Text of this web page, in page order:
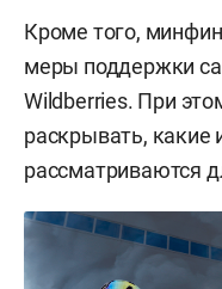
Кроме того,
меры поддержки
Wildberries. При
раскрывать,
рассматриваются